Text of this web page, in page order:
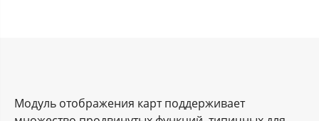
Модуль отображения карт поддерживает